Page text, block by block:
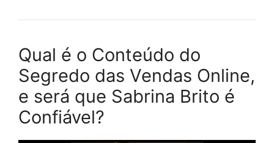
Qual é o Conteúdo do
Segredo das Vendas Online,
e será que Sabrina Brito é
Confiável?